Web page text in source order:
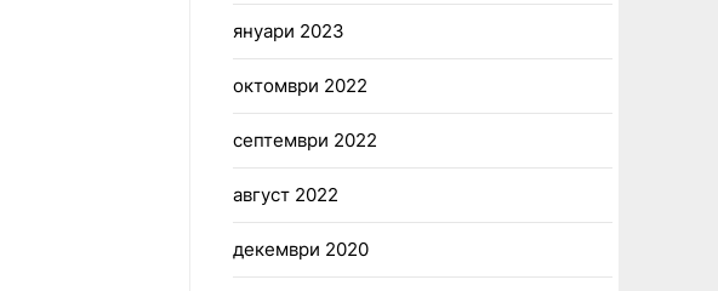
януари 2023
октомври 2022
септември 2022
август 2022
декември 2020